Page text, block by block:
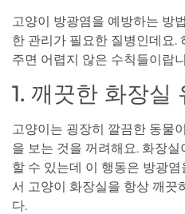
고양이 방광염을 예방하는 방
한 관리가 필요한 질병인데요.
주면 어렵지 않은 수칙들이랍
1. 깨끗한 화장실
고양이는 굉장히 깔끔한 동물
을 보는 것을 꺼려해요. 화장
할 수 있는데 이 행동은 방광
서 고양이 화장실을 항상 깨끗
다.